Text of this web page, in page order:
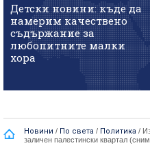
Детски новини: къде да
намерим качествено
съдържание за
любопитните малки
хора
Новини / По света / Политика /
заличен палестински квартал